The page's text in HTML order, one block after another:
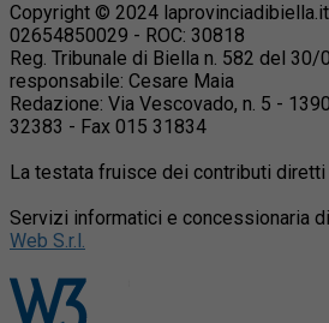
Copyright © 2024 laprovinciadibiella.it
02654850029 - ROC: 30818
Reg. Tribunale di Biella n. 582 del
responsabile: Cesare Maia
Redazione: Via Vescovado, n. 5 -
32383 - Fax 015 31834
La testata fruisce dei contributi
Servizi informatici e concessionaria
Web S.r.l.